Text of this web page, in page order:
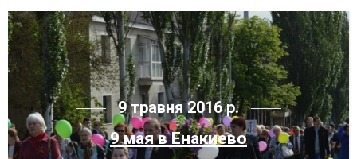
9 травня 2016 р.
9 мая в Енакиево